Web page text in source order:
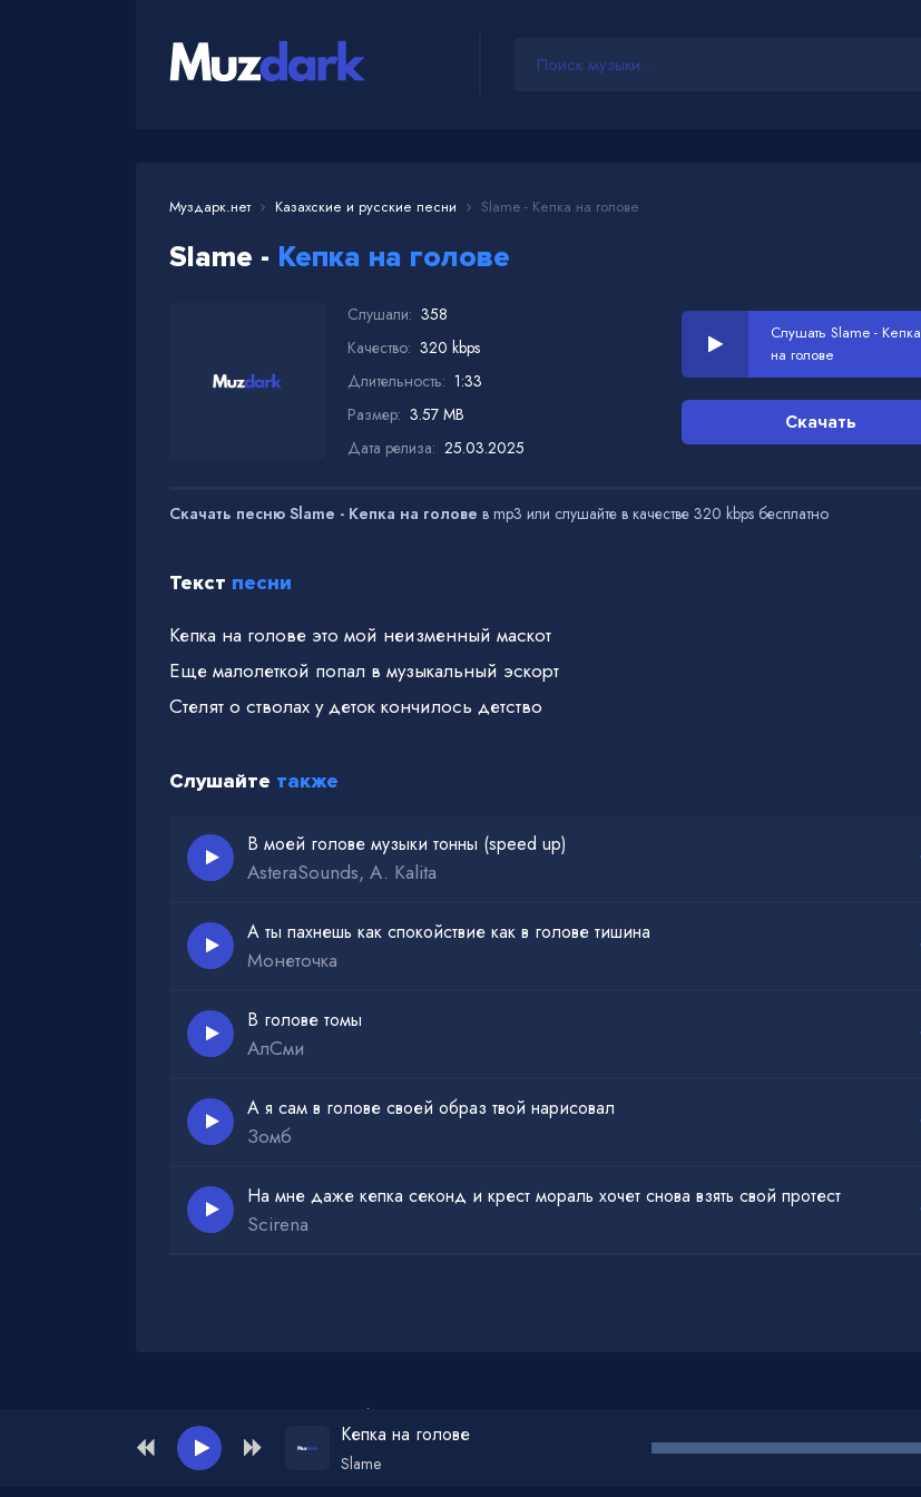
Муздарк.нет Казахские и русские песни Slame - Кепка на голове
Slame - Кепка на голове
Слушали: 358
Качество: 320 kbps
Длительность: 1:33
Размер: 3.57 MB
Дата релиза: 25.03.2025
Слушать Slame - Кепка
на голове
Скачать
Скачать песню Slame - Кепка на голове в mp3 или слушайте в качестве 320 kbps бесплатно
Текст песни
Кепка на голове это мой неизменный маскот
Еще малолеткой попал в музыкальный эскорт
Стелят о стволах у деток кончилось детство
Слушайте также
В моей голове музыки тонны (speed up)
AsteraSounds, A. Kalita
А ты пахнешь как спокойствие как в голове тишина
Монеточка
В голове томы
АлСми
А я сам в голове своей образ твой нарисовал
Зомб
На мне даже кепка секонд и крест мораль хочет снова взять свой протест
Scirena
Администрация для жалоб и рекламы:
Кепка на голове
Slame